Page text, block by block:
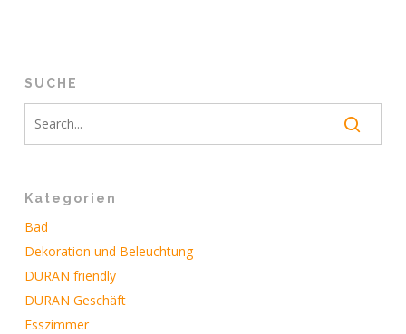
SUCHE
Kategorien
Bad
Dekoration und Beleuchtung
DURAN friendly
DURAN Geschäft
Esszimmer